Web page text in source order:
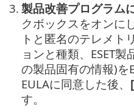
3. 製品改善プログラム
クボックスをオンに
トと匿名のテレメト
ョンと種類、ESET
の製品固有の情報)を
EULAに同意した後、
す。